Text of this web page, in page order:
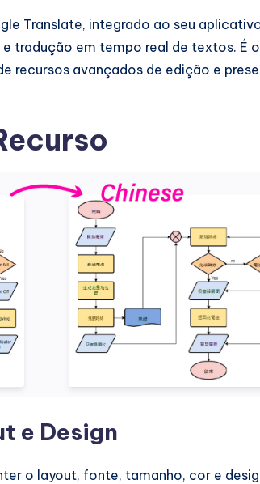
Translate, integrado ao seu
tradução em tempo real de textos. É
recursos avançados de edição e
e Design
o layout, fonte, tamanho, cor e